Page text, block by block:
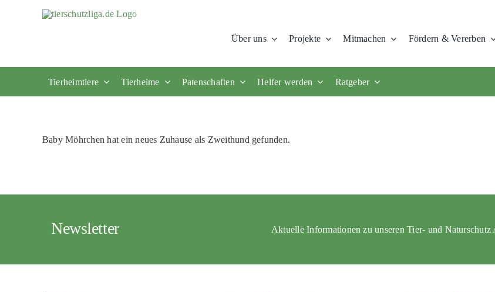
Über uns Projekte Mitmachen Fördern & Vererben
Tierheimtiere Tierheime Patenschaften Helfer werden Ratgeber
Baby Möhrchen hat ein neues Zuhause als Zweithund gefunden.
Newsletter Aktuelle Informationen zu unseren Tier- und Naturschutz